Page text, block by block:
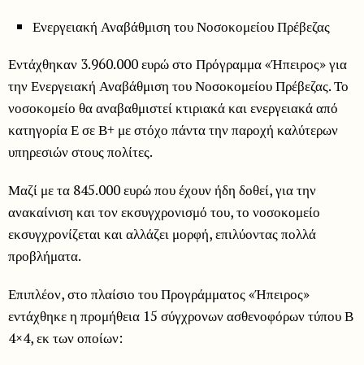
Ενεργειακή Αναβάθμιση του Νοσοκομείου Πρέβεζας
Εντάχθηκαν 3.960.000 ευρώ στο Πρόγραμμα «Ήπειρος» για
την Ενεργειακή Αναβάθμιση του Νοσοκομείου Πρέβεζας. Το
νοσοκομείο θα αναβαθμιστεί κτιριακά και ενεργειακά από
κατηγορία Ε σε Β+ με στόχο πάντα την παροχή καλύτερων
υπηρεσιών στους πολίτες.
Μαζί με τα 845.000 ευρώ που έχουν ήδη δοθεί, για την
ανακαίνιση και τον εκσυγχρονισμό του, το νοσοκομείο
εκσυγχρονίζεται και αλλάζει μορφή, επιλύοντας πολλά
προβλήματα.
Επιπλέον, στο πλαίσιο του Προγράμματος «Ήπειρος»
εντάχθηκε η προμήθεια 15 σύγχρονων ασθενοφόρων τύπου Β
4×4, εκ των οποίων: